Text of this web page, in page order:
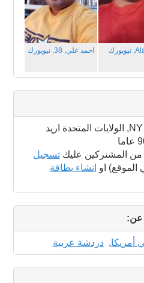
نيويورك احمد علي, 38, نيويورك
من مدينة نيويورك, NY, الولايات المتحدة اريد
من المشتركين عليكتسجيل
او انشاء بطاقة
عن:
to
collapse
contents
أمريكا,دردشة عربية